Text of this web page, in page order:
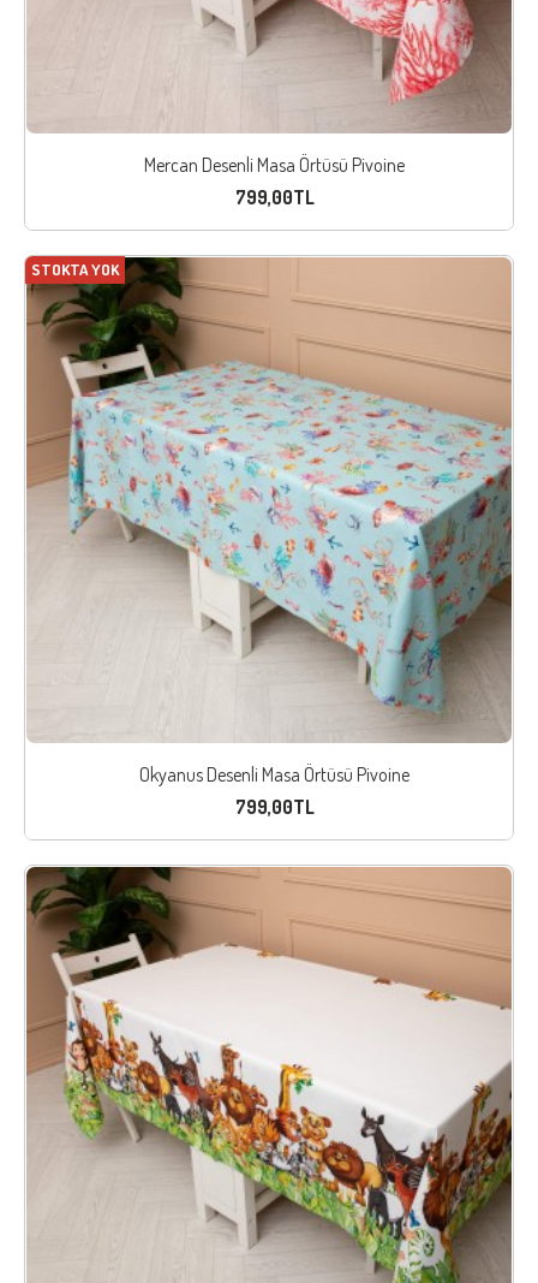
Mercan Desenli Masa Örtüsü Pivoine
799,00TL
STOKTA YOK
Okyanus Desenli Masa Örtüsü Pivoine
799,00TL